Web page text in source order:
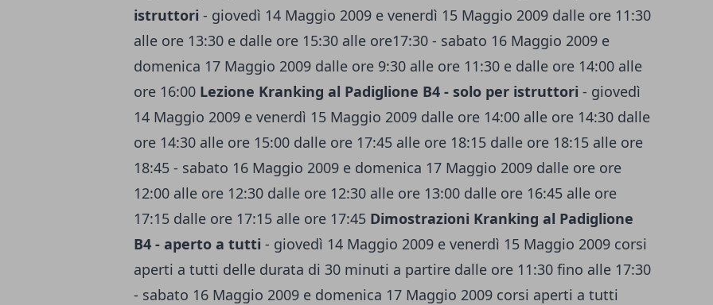
istruttori - giovedì 14 Maggio 2009 e venerdì 15 Maggio 2009 dalle ore 11:30
alle ore 13:30 e dalle ore 15:30 alle ore17:30 - sabato 16 Maggio 2009 e
domenica 17 Maggio 2009 dalle ore 9:30 alle ore 11:30 e dalle ore 14:00 alle
ore 16:00 Lezione Kranking al Padiglione B4 - solo per istruttori - giovedì
14 Maggio 2009 e venerdì 15 Maggio 2009 dalle ore 14:00 alle ore 14:30 dalle
ore 14:30 alle ore 15:00 dalle ore 17:45 alle ore 18:15 dalle ore 18:15 alle ore
18:45 - sabato 16 Maggio 2009 e domenica 17 Maggio 2009 dalle ore ore
12:00 alle ore 12:30 dalle ore 12:30 alle ore 13:00 dalle ore 16:45 alle ore
17:15 dalle ore 17:15 alle ore 17:45 Dimostrazioni Kranking al Padiglione
B4 - aperto a tutti - giovedì 14 Maggio 2009 e venerdì 15 Maggio 2009 corsi
aperti a tutti delle durata di 30 minuti a partire dalle ore 11:30 fino alle 17:30
- sabato 16 Maggio 2009 e domenica 17 Maggio 2009 corsi aperti a tutti